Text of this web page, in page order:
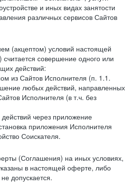
и иных видах занятости
различных сервисов Сайтов
(акцептом) условий настоящей
совершение одного или
действий:
из Сайтов Исполнителя (п. 1.1.
любых действий, направленных
Исполнителя (в т.ч. без
через приложение
приложения Исполнителя
Соискателя.
(Соглашения) на иных условиях,
в настоящей оферте, либо
допускается.